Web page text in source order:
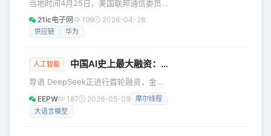
高通、vivo、小米等众多领先成员公司
代表，共同探讨蓝牙技术在下一代互联
体验中的应用与发展。 UPF互操作性测
当地时间4月25日，美国联邦通信委员会
（FCC）宣布，将今年3月发布的针对所
有外国制造新款消费级路由器的进口禁
以及用于住宅的LTE或5G CPE接入设
家庭网络接入的新款外籍设备，今后想
进入美国市场，都会面临严格的进口限
制。这意味着，未来新款外国品牌的“上
21ic电子网 199 2026-04-28
供应链 华为
人工智能 中国AI史上最大融资：DeepSeek背后的野心与变局
导语 DeepSeek正进行首轮融资，金额
高达500亿元人民币，其中创始人梁文锋
个人或出资200亿。若顺利完成将刷新中
EEPW 187 2026-05-09
摩尔线程
大语言模型